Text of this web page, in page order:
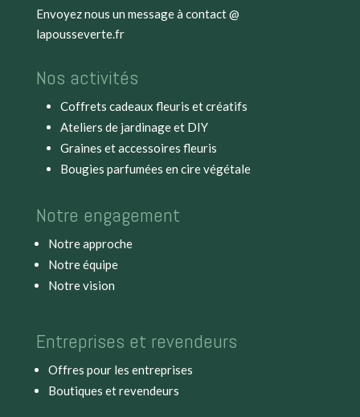
Envoyez nous un message à contact @
lapousseverte.fr
Nos activités
Coffrets cadeaux fleuris et créatifs
Ateliers de jardinage et DIY
Graines et accessoires fleuris
Bougies parfumées en cire végétale
Notre engagement
Notre approche
Notre équipe
Notre vision
Entreprises et revendeurs
Offres pour les entreprises
Boutiques et revendeurs